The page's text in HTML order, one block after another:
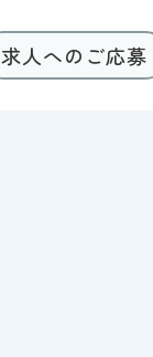
求人へのご応募